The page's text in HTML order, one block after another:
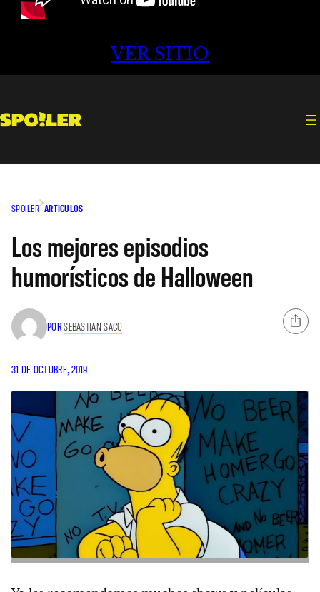
VER SITIO
SPOILER ARTÍCULOS
Los mejores episodios
humorísticos de Halloween
PORSEBASTIAN SACO
31 DE OCTUBRE, 2019